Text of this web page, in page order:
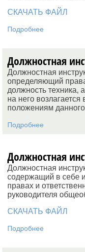
СКАЧАТЬ ФАЙЛ
Подробнее
Должностная
Должностная
определяющий
должность техника,
на него
положениям
Подробнее
Должностная
Должностная
содержащий в себе
правах и
руководителя
СКАЧАТЬ ФАЙЛ
Подробнее